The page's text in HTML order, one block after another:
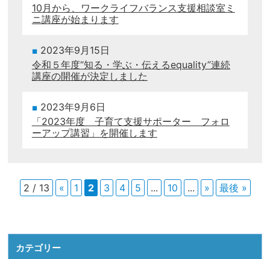
10月から、ワークライフバランス支援相談室ミ
ニ講座が始まります
2023年9月15日
令和５年度“知る・学ぶ・伝えるequality”連続
講座の開催が決定しました
2023年9月6日
「2023年度 子育て支援サポーター フォロ
ーアップ講習」を開催します
2 / 13 « 1 2 3 4 5 ... 10 ... » 最後 »
カテゴリー